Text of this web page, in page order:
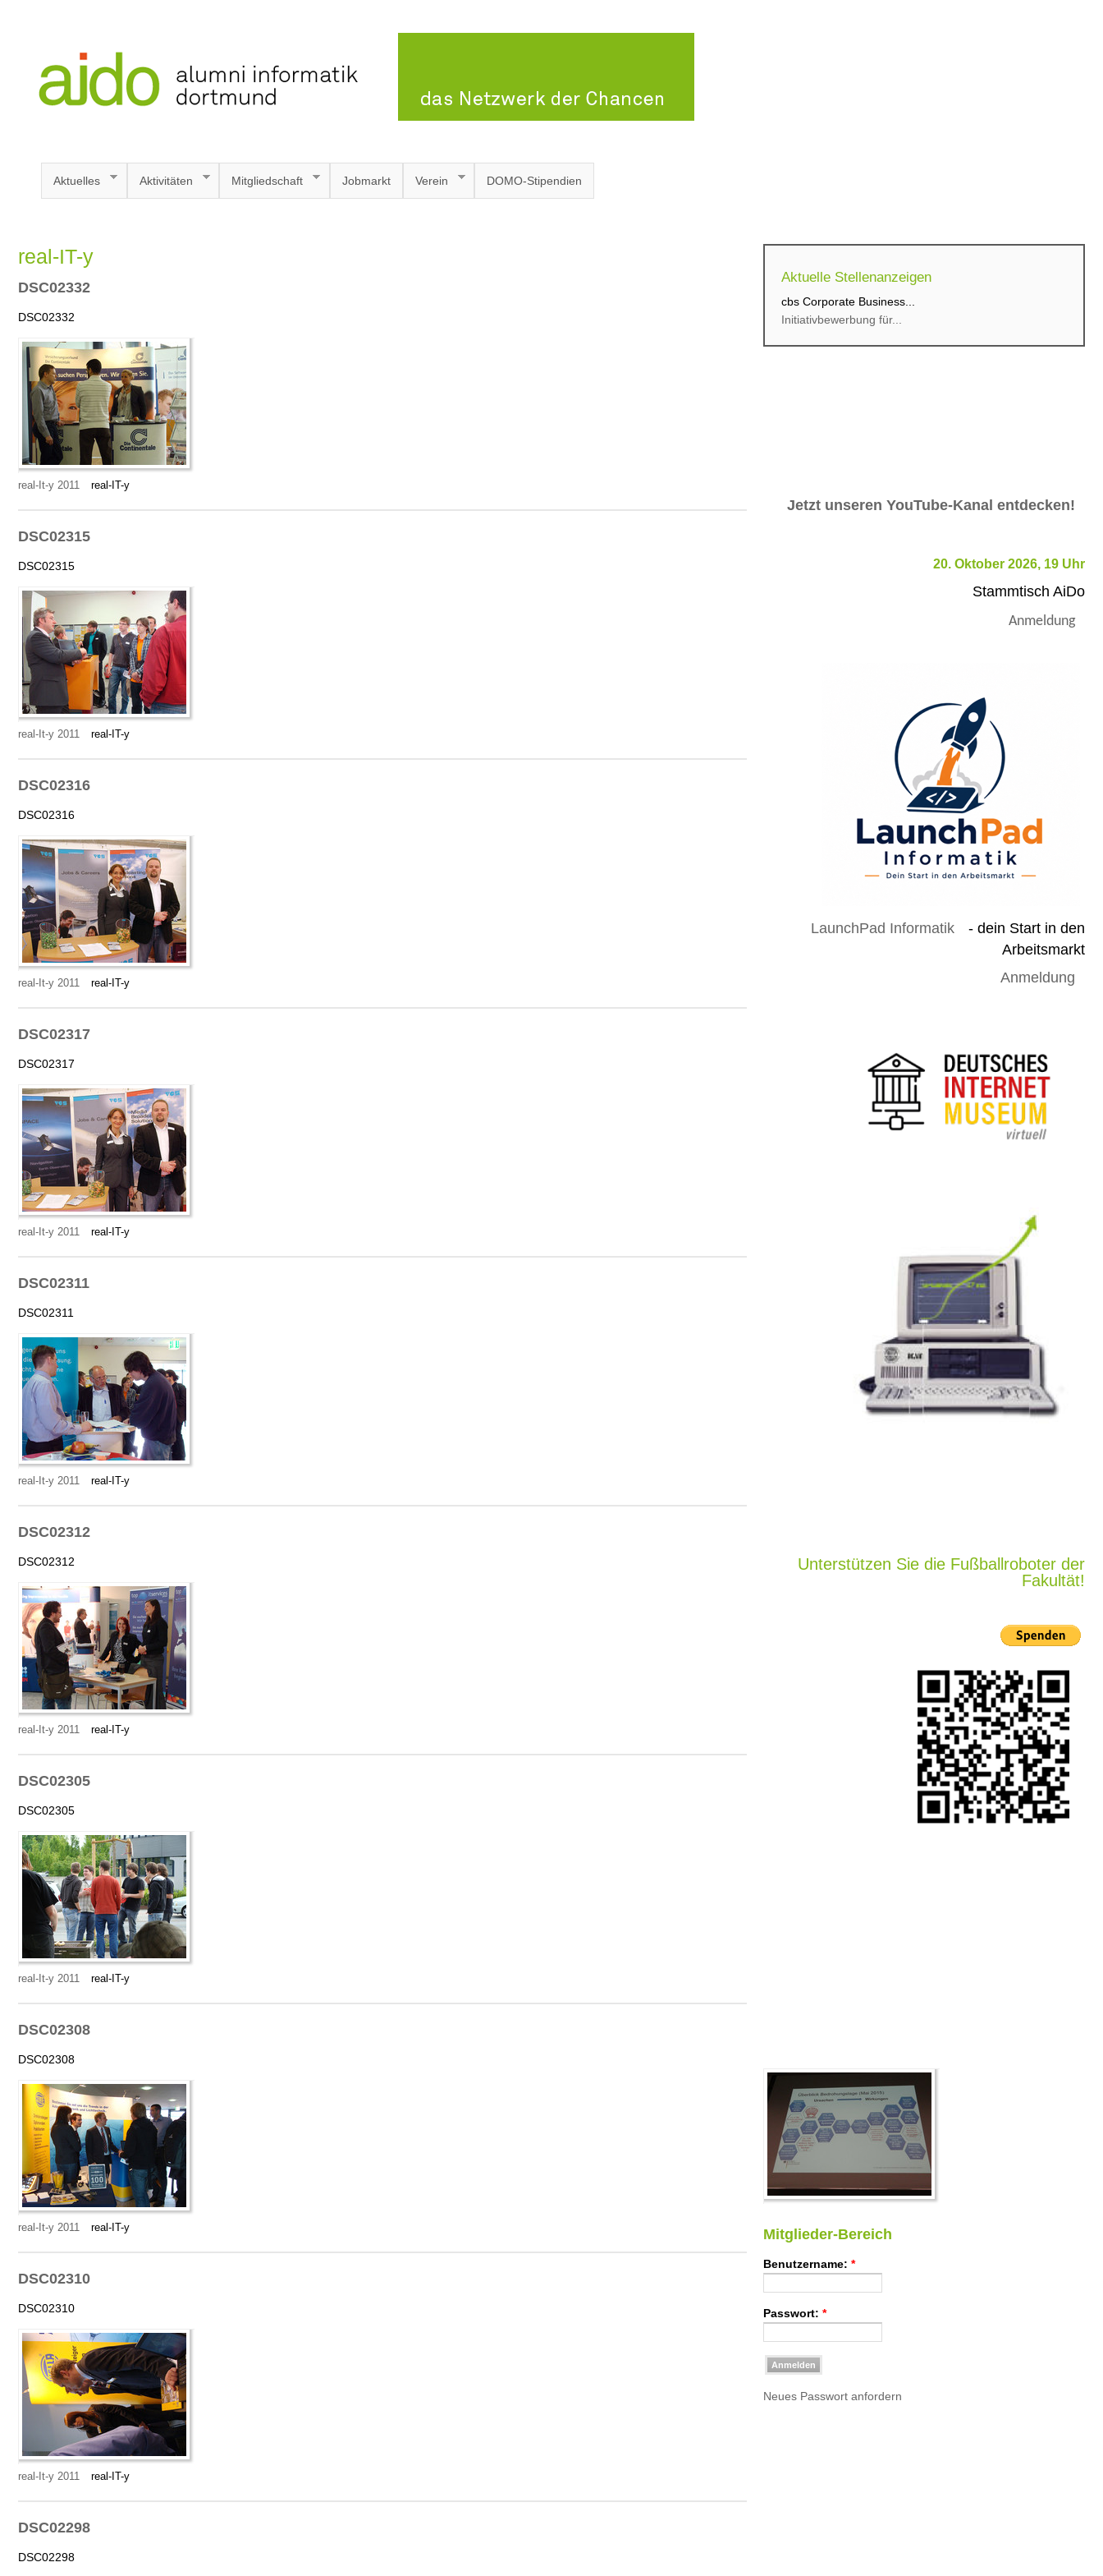
Aktuelles Aktivitäten Mitgliedschaft Jobmarkt Verein DOMO-Stipendien
real-IT-y
DSC02332
DSC02332
real-It-y 2011 real-IT-y
DSC02315
DSC02315
real-It-y 2011 real-IT-y
DSC02316
DSC02316
real-It-y 2011 real-IT-y
DSC02317
DSC02317
real-It-y 2011 real-IT-y
DSC02311
DSC02311
real-It-y 2011 real-IT-y
DSC02312
DSC02312
real-It-y 2011 real-IT-y
DSC02305
DSC02305
real-It-y 2011 real-IT-y
DSC02308
DSC02308
real-It-y 2011 real-IT-y
DSC02310
DSC02310
real-It-y 2011 real-IT-y
DSC02298
DSC02298
Aktuelle Stellenanzeigen
cbs Corporate Business...
Initiativbewerbung für...
Jetzt unseren YouTube-Kanal entdecken!
20. Oktober 2026, 19 Uhr
Stammtisch AiDo
Anmeldung
LaunchPad Informatik
- dein Start in den
Arbeitsmarkt
Anmeldung
Unterstützen Sie die Fußballroboter der
Fakultät!
Mitglieder-Bereich
Benutzername: *
Passwort: *
Neues Passwort anfordern